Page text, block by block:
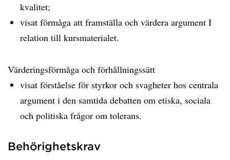
kvalitet;
visat förmåga att framställa och värdera argument I
relation till kursmaterialet.
Värderingsförmåga och förhållningssätt
visat förståelse för styrkor och svagheter hos centrala
argument i den samtida debatten om etiska, sociala
och politiska frågor om tolerans.
Behörighetskrav